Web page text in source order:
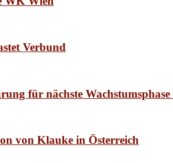
Verbund
für nächste
von Klauke in Österreich